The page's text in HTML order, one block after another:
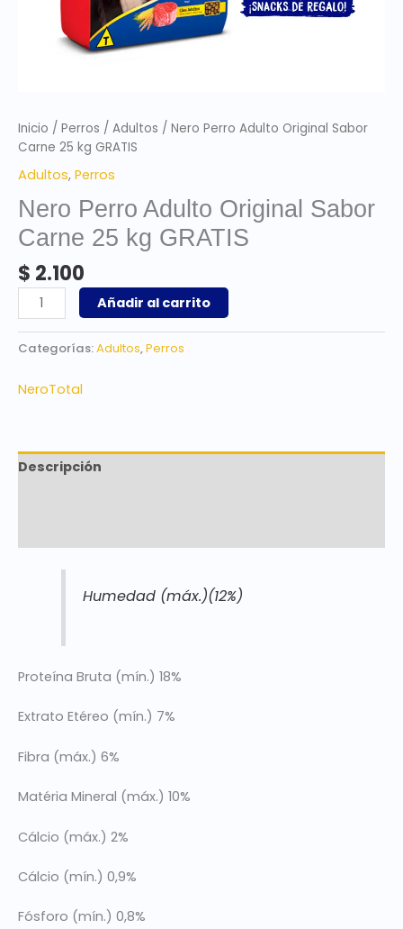
Inicio / Perros / Adultos / Nero Perro Adulto Original Sabor
Carne 25 kg GRATIS
Adultos, Perros
Nero Perro Adulto Original Sabor
Carne 25 kg GRATIS
$ 2.100
Añadir al carrito
Categorías:Adultos,Perros
NeroTotal
Descripción
Humedad (máx.)(12%)
Proteína Bruta (mín.) 18%
Extrato Etéreo (mín.) 7%
Fibra (máx.) 6%
Matéria Mineral (máx.) 10%
Cálcio (máx.) 2%
Cálcio (mín.) 0,9%
Fósforo (mín.) 0,8%